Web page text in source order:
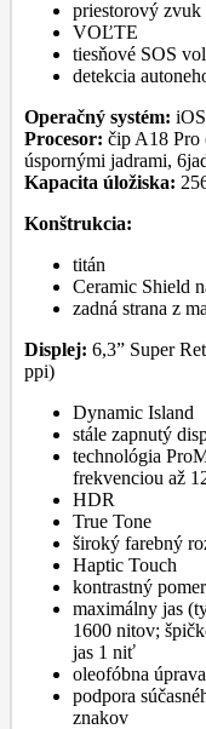
priestorový zvuk
VOĽTE
tiesňové SOS
detekcia
Operačný systém:
Procesor: čip A18 Pro
úspornými jadrami,
Kapacita úložiska:
Konštrukcia:
titán
Ceramic Shield
zadná strana z
Displej: 6,3” Super
ppi)
Dynamic Island
stále zapnutý
technológia
frekvenciou až
HDR
True Tone
široký farebný
Haptic Touch
kontrastný
maximálny jas
1600 nitov;
jas 1 niť
oleofóbna
podpora
znakov